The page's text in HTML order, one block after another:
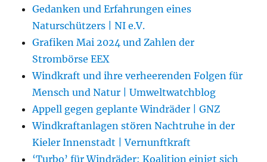
Gedanken und Erfahrungen eines
Naturschützers | NI e.V.
Grafiken Mai 2024 und Zahlen der
Strombörse EEX
Windkraft und ihre verheerenden Folgen für
Mensch und Natur | Umweltwatchblog
Appell gegen geplante Windräder | GNZ
Windkraftanlagen stören Nachtruhe in der
Kieler Innenstadt | Vernunftkraft
‘Turbo’ für Windräder: Koalition einigt sich